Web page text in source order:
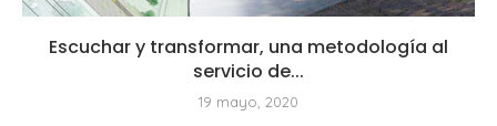
Escuchar y transformar, una metodología al
servicio de...
19 mayo, 2020